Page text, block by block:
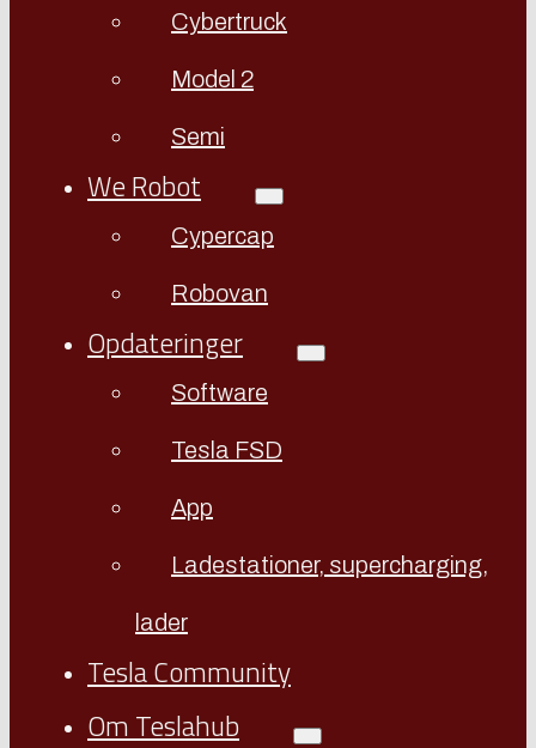
Cybertruck
Model 2
Semi
We Robot
Cypercap
Robovan
Opdateringer
Software
Tesla FSD
App
Ladestationer, supercharging,
lader
Tesla Community
Om Teslahub